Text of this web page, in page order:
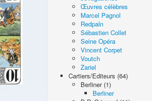
Œuvres célèbres
Marcel Pagnol
Redpaln
Sébastien Collet
Seine Opéra
Vincent Corpet
Voutch
Zariel
Cartiers/Editeurs (64)
Berliner (1)
Berliner